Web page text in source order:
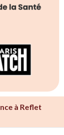
à Reflet